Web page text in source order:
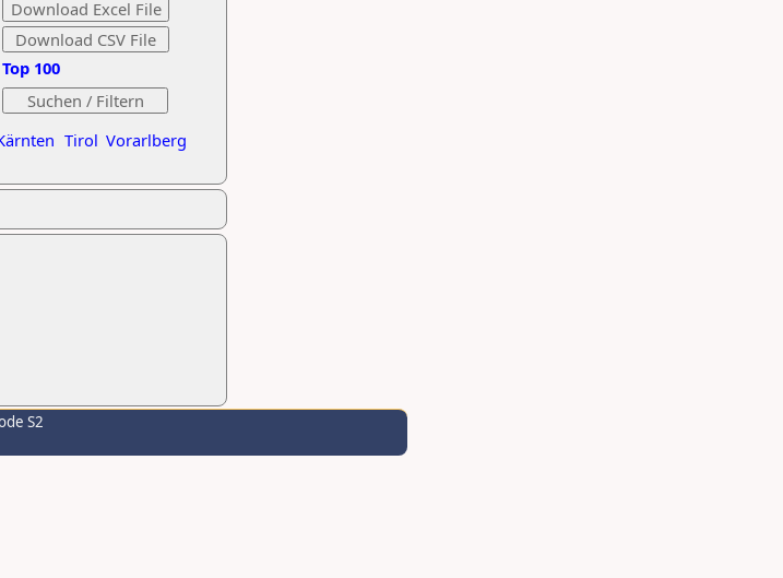
Tirol Vorarlberg
Top 100
S2